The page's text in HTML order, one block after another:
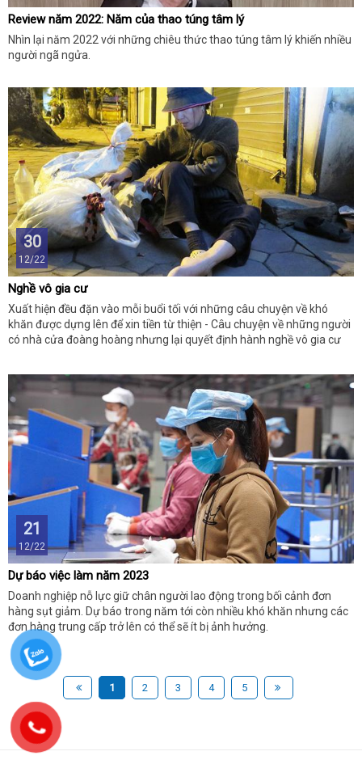
Review năm 2022: Năm của thao túng tâm lý
Nhìn lại năm 2022 với những chiêu thức thao túng tâm lý khiến nhiều
người ngã ngửa.
30
12/22
Nghề vô gia cư
Xuất hiện đều đặn vào mỗi buổi tối với những câu chuyện về khó
khăn được dựng lên để xin tiền từ thiện - Câu chuyện về những người
có nhà cửa đoàng hoàng nhưng lại quyết định hành nghề vô gia cư
21
12/22
Dự báo việc làm năm 2023
Doanh nghiệp nỗ lực giữ chân người lao động trong bối cảnh đơn
hàng sụt giảm. Dự báo trong năm tới còn nhiều khó khăn nhưng các
đơn hàng trung cấp trở lên có thể sẽ ít bị ảnh hưởng.
1 2 3 4 5